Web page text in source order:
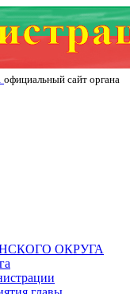
официальный сайт органа
ОКРУГА